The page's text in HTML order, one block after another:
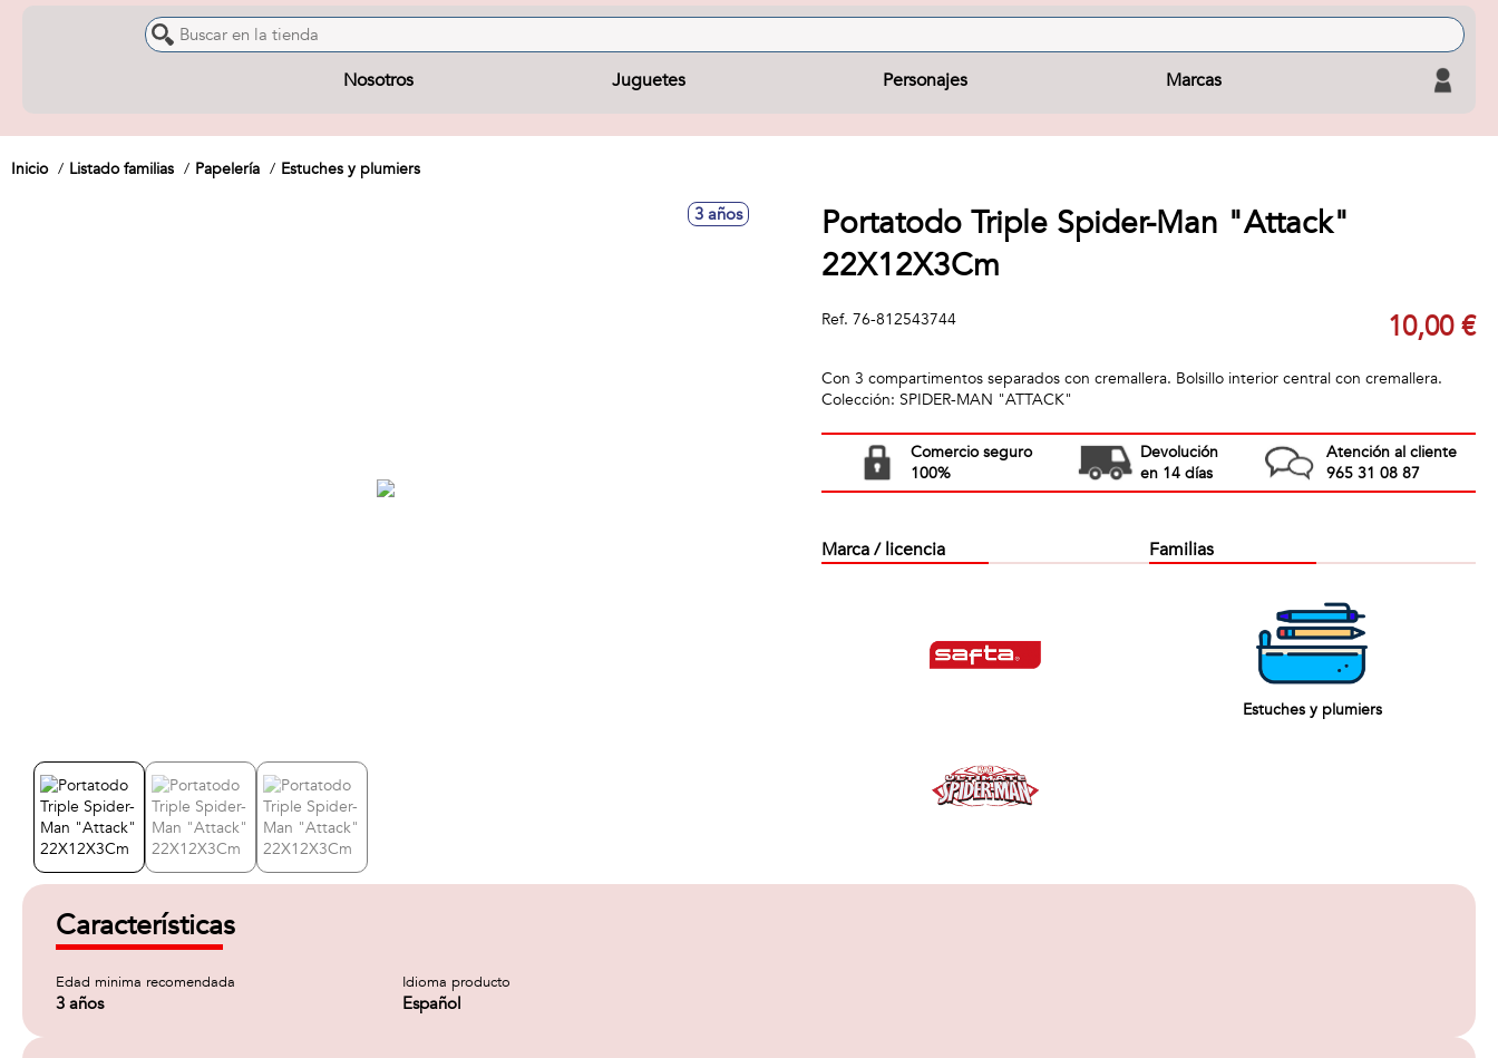
Nosotros Juguetes Personajes Marcas
Inicio Listado familias Papelería Estuches y plumiers
3 años
Portatodo Triple Spider-Man "Attack"
22X12X3Cm
Ref. 76-812543744 10,00 €
Con 3 compartimentos separados con cremallera. Bolsillo interior central con cremallera.
Colección: SPIDER-MAN "ATTACK"
Comercio seguro
100%
Devolución
en 14 días
Atención al cliente
965 31 08 87
Marca / licencia Familias
Estuches y plumiers
Características
Edad minima recomendada
3 años
Idioma producto
Español